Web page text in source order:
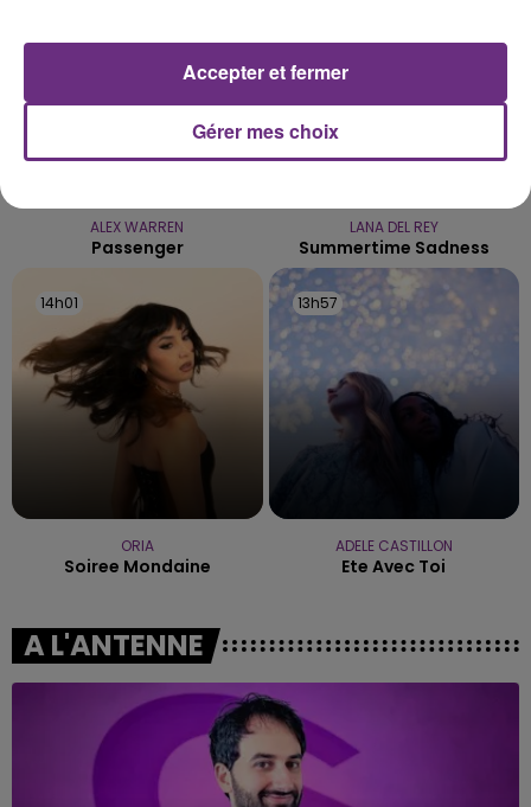
ALEX WARREN
Passenger
LANA DEL REY
Summertime Sadness
14h01
14h01
ORIA
Soiree Mondaine
13h57
13h57
ADELE CASTILLON
Ete Avec Toi
A L'ANTENNE
Gérer mes choix
Accepter et fermer